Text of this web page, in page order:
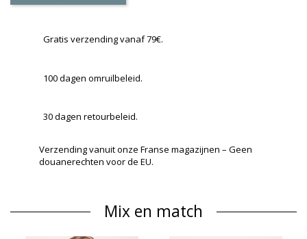
Gratis verzending vanaf 79€.
100 dagen omruilbeleid.
30 dagen retourbeleid.
Verzending vanuit onze Franse magazijnen – Geen
douanerechten voor de EU.
Mix en match